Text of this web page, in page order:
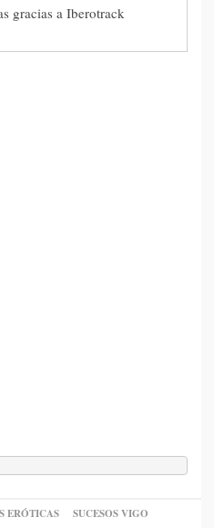
gracias a Iberotrack
ERÓTICAS
SUCESOS VIGO